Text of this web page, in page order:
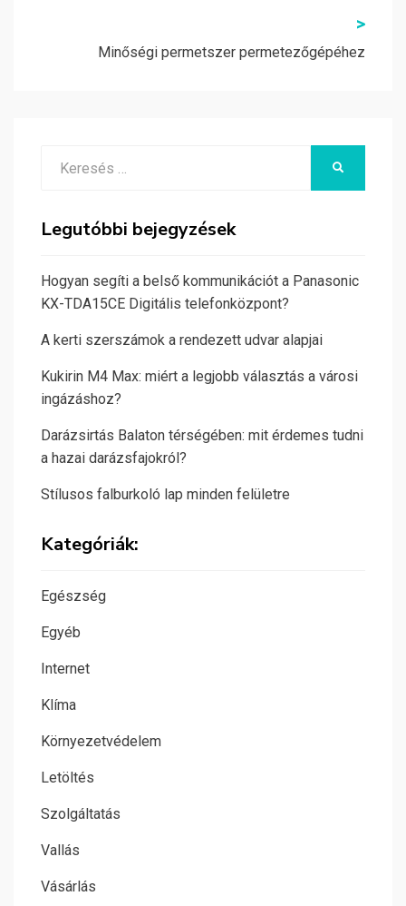
>
Minőségi permetszer permetezőgépéhez
Legutóbbi bejegyzések
Hogyan segíti a belső kommunikációt a Panasonic
KX-TDA15CE Digitális telefonközpont?
A kerti szerszámok a rendezett udvar alapjai
Kukirin M4 Max: miért a legjobb választás a városi
ingázáshoz?
Darázsirtás Balaton térségében: mit érdemes tudni
a hazai darázsfajokról?
Stílusos falburkoló lap minden felületre
Kategóriák:
Egészség
Egyéb
Internet
Klíma
Környezetvédelem
Letöltés
Szolgáltatás
Vallás
Vásárlás